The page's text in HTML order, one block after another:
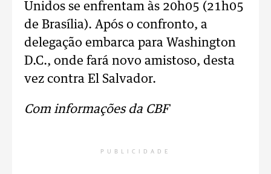
Unidos se enfrentam às 20h05 (21h05
de Brasília). Após o confronto, a
delegação embarca para Washington
D.C., onde fará novo amistoso, desta
vez contra El Salvador.
Com informações da CBF
PUBLICIDADE